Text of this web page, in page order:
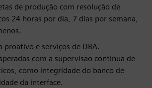
de produção com resolução de
24 horas por dia, 7 dias por semana,
e serviços de DBA.
com a supervisão contínua de
como integridade do banco de
da interface.